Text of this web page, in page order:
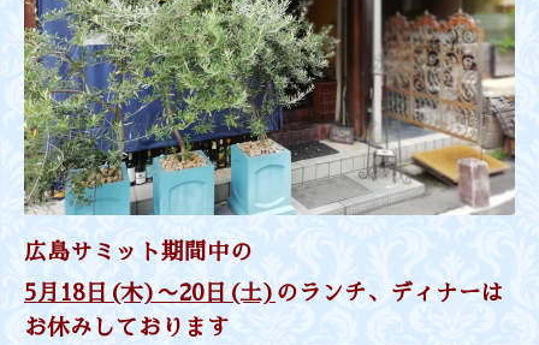
広島サミット期間中の
5月18日(木)〜20日(土) のランチ、ディナーは
お休みしております